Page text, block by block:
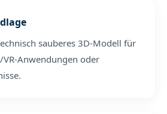
sauberes 3D-Modell für
Anwendungen oder